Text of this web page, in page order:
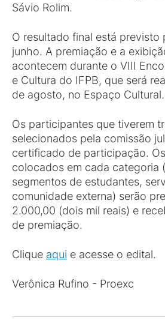
Sávio Rolim.
O resultado final está previsto
junho. A premiação e a
acontecem durante o VIII
e Cultura do IFPB, que será
de agosto, no Espaço Cultural.
Os participantes que tiverem
selecionados pela comissão
certificado de participação.
colocados em cada categoria
segmentos de estudantes,
comunidade externa) serão
2.000,00 (dois mil reais) e
de premiação.
Clique aqui e acesse o edital.
Verônica Rufino - Proexc